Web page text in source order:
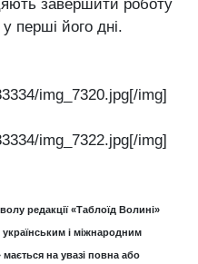
завершити роботу
перші його дні.
img_7320.jpg[/img]
img_7322.jpg[/img]
редакції «Таблоїд Волині»
і міжнародним
на увазі повна або